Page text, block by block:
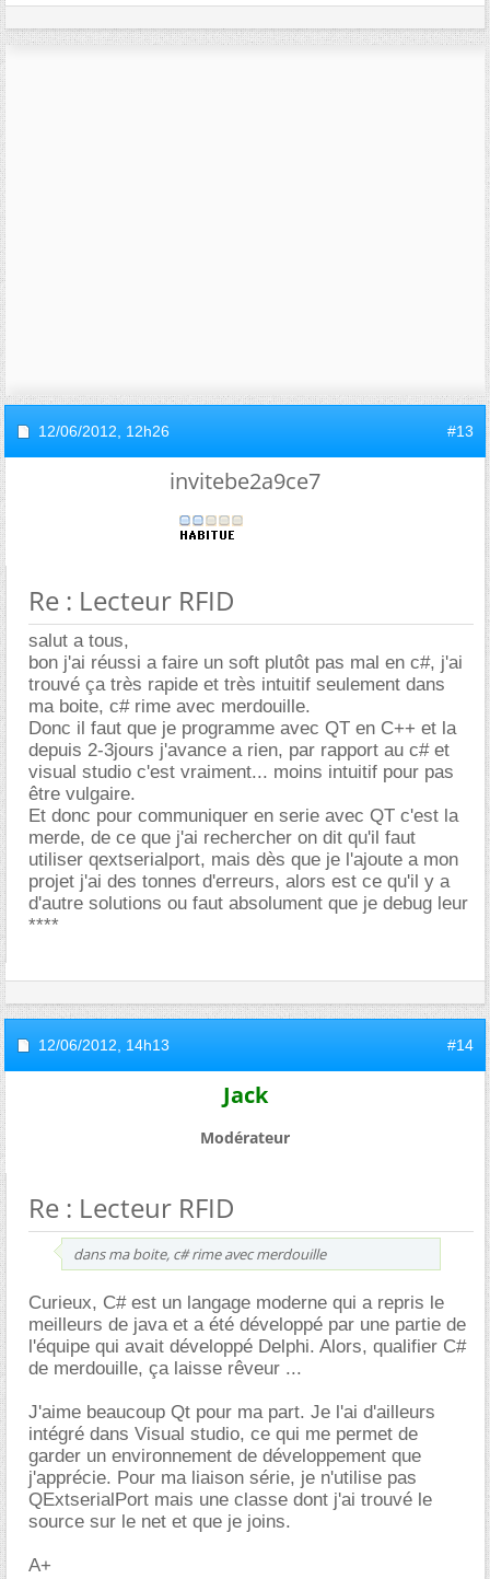
12/06/2012, 12h26 #13
invitebe2a9ce7
Re : Lecteur RFID
salut a tous,
bon j'ai réussi a faire un soft plutôt pas mal en c#, j'ai
trouvé ça très rapide et très intuitif seulement dans
ma boite, c# rime avec merdouille.
Donc il faut que je programme avec QT en C++ et la
depuis 2-3jours j'avance a rien, par rapport au c# et
visual studio c'est vraiment... moins intuitif pour pas
être vulgaire.
Et donc pour communiquer en serie avec QT c'est la
merde, de ce que j'ai rechercher on dit qu'il faut
utiliser qextserialport, mais dès que je l'ajoute a mon
projet j'ai des tonnes d'erreurs, alors est ce qu'il y a
d'autre solutions ou faut absolument que je debug leur
****
12/06/2012, 14h13 #14
Jack
Modérateur
Re : Lecteur RFID
dans ma boite, c# rime avec merdouille
Curieux, C# est un langage moderne qui a repris le
meilleurs de java et a été développé par une partie de
l'équipe qui avait développé Delphi. Alors, qualifier C#
de merdouille, ça laisse rêveur ...
J'aime beaucoup Qt pour ma part. Je l'ai d'ailleurs
intégré dans Visual studio, ce qui me permet de
garder un environnement de développement que
j'apprécie. Pour ma liaison série, je n'utilise pas
QExtserialPort mais une classe dont j'ai trouvé le
source sur le net et que je joins.
A+